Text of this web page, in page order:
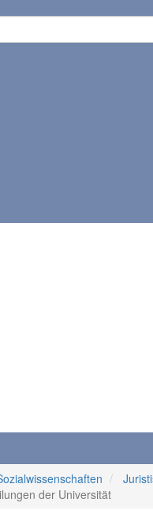
der Universität